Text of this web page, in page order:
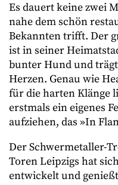
Es dauert keine zwei
nahe dem schön
Bekannten trifft. Der
ist in seiner
bunter Hund und
Herzen. Genau wie
für die harten Klänge
erstmals ein eigenes
aufziehen, das »In
Der Schwermetaller-
Toren Leipzigs hat
entwickelt und